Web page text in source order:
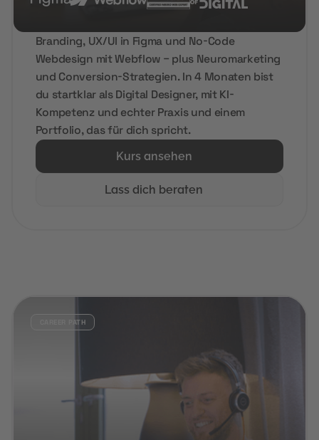
Branding, UX/UI in Figma und No-Code
Webdesign mit Webflow – plus Neuromarketing
und Conversion-Strategien. In 4 Monaten bist
du startklar als Digital Designer, mit KI-
Kompetenz und echter Praxis und einem
Portfolio, das für dich spricht.
Kurs ansehen
Lass dich beraten
CAREER PATH